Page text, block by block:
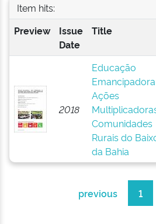
Item hits:
Preview
Issue
Date
Title
2018
Educação
Ações
Comunidades
Rurais do
da Bahia
previous 1